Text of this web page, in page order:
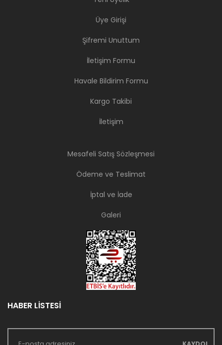
Üye Girişi
Şifremi Unuttum
İletişim Formu
Havale Bildirim Formu
Kargo Takibi
İletişim
Mesafeli Satış Sözleşmesi
Ödeme ve Teslimat
İptal ve İade
Galeri
HABER LİSTESİ